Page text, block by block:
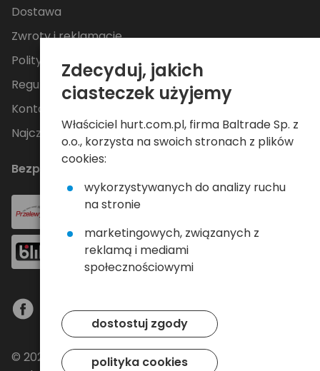
Dostawa
Zwroty i reklamacje
Polityka Prywatności
Regulamin
Kontakt
Najczęściej zadawane pytania
Bezpieczne płatności
© 2024 Baltrade sp. z o.o. - Wszelkie prawa
Zdecyduj, jakich
ciasteczek użyjemy
Właściciel hurt.com.pl, firma Baltrade Sp. z
o.o., korzysta na swoich stronach z plików
cookies:
wykorzystywanych do analizy ruchu
na stronie
marketingowych, związanych z
reklamą i mediami
społecznościowymi
dostostuj zgody
polityka cookies